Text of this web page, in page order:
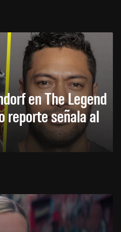
en The Legend
reporte señala al